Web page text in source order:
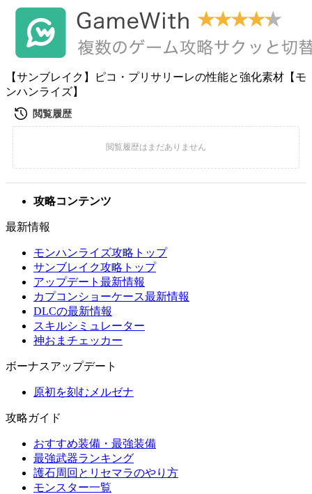
【サンブレイク】ピコ・プリサリーレの性能と強化素材【モ
ンハンライズ】
攻略コンテンツ
最新情報
モンハンライズ攻略トップ
サンブレイク攻略トップ
アップデート最新情報
カプコンショーケース最新情報
DLCの最新情報
スキルシミュレーター
神おまチェッカー
ボーナスアップデート
原初を刻むメルゼナ
攻略ガイド
おすすめ装備・最強装備
最強武器ランキング
護石周回とリセマラのやり方
モンスター一覧